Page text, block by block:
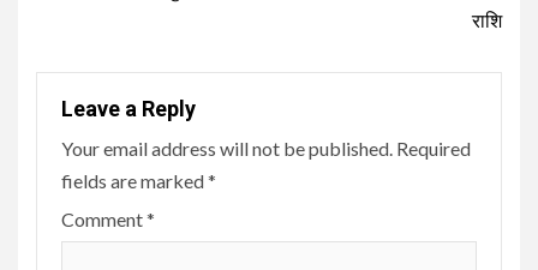
राशि
Leave a Reply
Your email address will not be published. Required
fields are marked*
Comment*